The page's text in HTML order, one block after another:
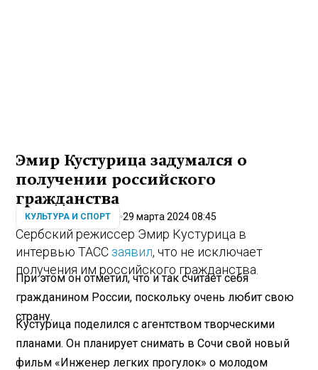
Эмир Кустурица задумался о
получении российского
гражданства
КУЛЬТУРА И СПОРТ 29 марта 2024 08:45
Сербский режиссер Эмир Кустурица в
интервью ТАСС заявил, что не исключает
получения им российского гражданства.
При этом он отметил, что и так считает себя
гражданином России, поскольку очень любит свою
страну.
Кустурица поделился с агентством творческими
планами. Он планирует снимать в Сочи свой новый
фильм «Инженер легких прогулок» о молодом